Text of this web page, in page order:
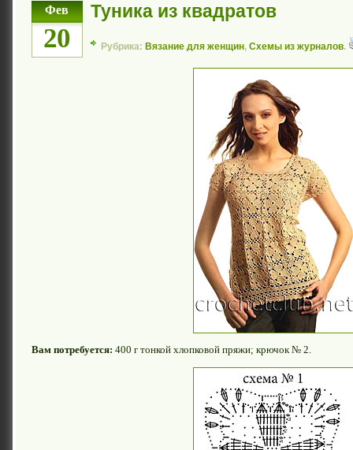
Фев
20
Туника из квадратов
Рубрика: Вязание для женщин, Схемы из журналов.
Вам потребуется: 400 г тонкой хлопковой пряжи; крючок № 2.